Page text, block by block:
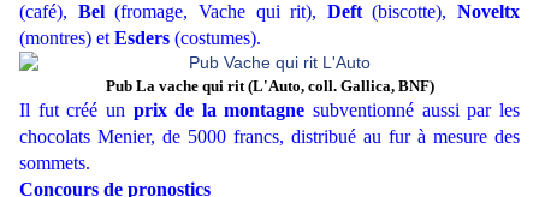
(café), Bel(fromage, Vache qui rit), Deft(biscotte), Noveltx
(montres) et Esders (costumes).
Pub La vache qui rit (L'Auto, coll. Gallica, BNF)
Il fut créé un prix de la montagne subventionné aussi par les
chocolats Menier, de 5000 francs, distribué au fur à mesure des
sommets.
Concours de pronostics